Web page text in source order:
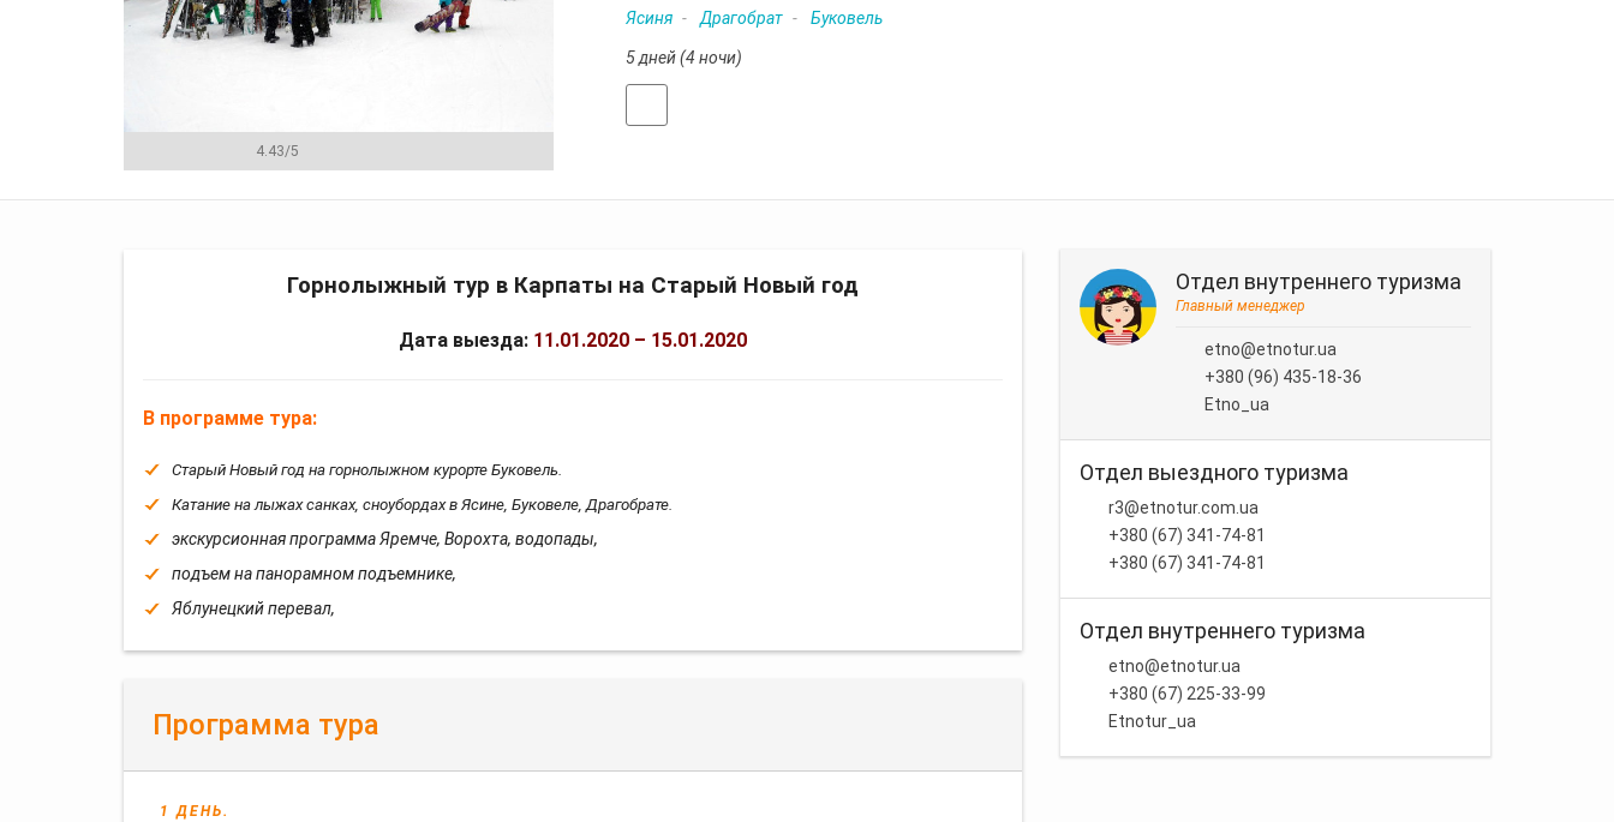
4.43/5
Ясиня Драгобрат Буковель
5 дней (4 ночи)
Горнолыжный тур в Карпаты на Старый Новый год
Дата выезда: 11.01.2020 – 15.01.2020
В программе тура:
Старый Новый год на горнолыжном курорте Буковель.
Катание на лыжах санках, сноубордах в Ясине, Буковеле, Драгобрате.
экскурсионная программа Яремче, Ворохта, водопады,
подъем на панорамном подъемнике,
Яблунецкий перевал,
Программа тура
1 ДЕНЬ.
Отдел внутреннего туризма
Главный менеджер
etno@etnotur.ua
+380 (96) 435-18-36
Etno_ua
Отдел выездного туризма
r3@etnotur.com.ua
+380 (67) 341-74-81
+380 (67) 341-74-81
Отдел внутреннего туризма
etno@etnotur.ua
+380 (67) 225-33-99
Etnotur_ua